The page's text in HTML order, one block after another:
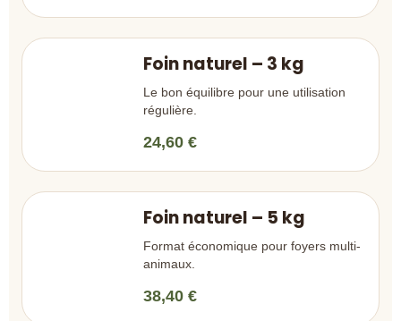
Foin naturel – 3 kg
Le bon équilibre pour une utilisation
régulière.
24,60 €
Foin naturel – 5 kg
Format économique pour foyers multi-
animaux.
38,40 €